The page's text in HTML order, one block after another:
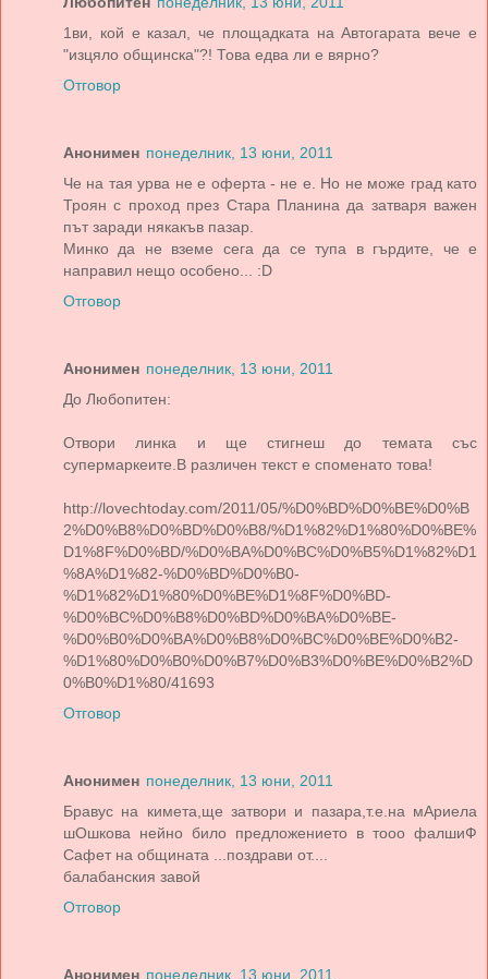
1ви, кой е казал, че площадката на Автогарата вече е
"изцяло общинска"?! Това едва ли е вярно?
Отговор
Анонимен понеделник, 13 юни, 2011
Че на тая урва не е оферта - не е. Но не може град като
Троян с проход през Стара Планина да затваря важен
път заради някакъв пазар.
Минко да не вземе сега да се тупа в гърдите, че е
направил нещо особено... :D
Отговор
Анонимен понеделник, 13 юни, 2011
До Любопитен:
Отвори линка и ще стигнеш до темата със
супермаркеите.В различен текст е споменато това!
http://lovechtoday.com/2011/05/%D0%BD%D0%BE%D0%B
2%D0%B8%D0%BD%D0%B8/%D1%82%D1%80%D0%BE%
D1%8F%D0%BD/%D0%BA%D0%BC%D0%B5%D1%82%D1
%8A%D1%82-%D0%BD%D0%B0-
%D1%82%D1%80%D0%BE%D1%8F%D0%BD-
%D0%BC%D0%B8%D0%BD%D0%BA%D0%BE-
%D0%B0%D0%BA%D0%B8%D0%BC%D0%BE%D0%B2-
%D1%80%D0%B0%D0%B7%D0%B3%D0%BE%D0%B2%D
0%B0%D1%80/41693
Отговор
Анонимен понеделник, 13 юни, 2011
Бравус на кимета,ще затвори и пазара,т.е.на мАриела
шОшкова нейно било предложението в тооо фалшиФ
Сафет на общината ...поздрави от....
балабанския завой
Отговор
Анонимен понеделник, 13 юни, 2011